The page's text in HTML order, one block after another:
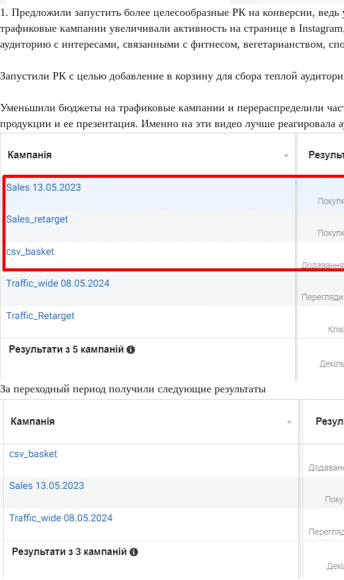
1. Предложили запустить более целесообразные РК на конверсии,
трафиковые кампании увеличивали активность на странице в
аудиторию с интересами, связанными с фитнесом, вегетарианством,
Запустили РК с целью добавление в корзину для сбора теплой
Уменьшили бюджеты на трафиковые кампании и перераспределили
продукции и ее презентация. Именно на эти видео лучше
За переходный период получили следующие результаты